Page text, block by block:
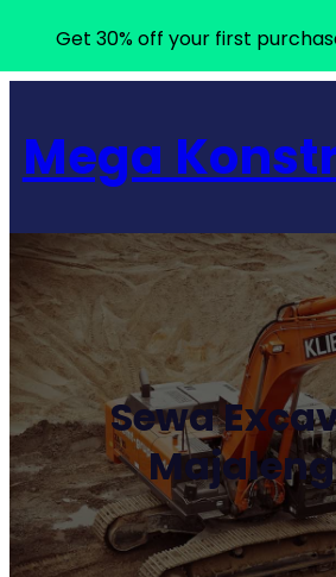
konten
Mega
Sewa
Get 30% off your first